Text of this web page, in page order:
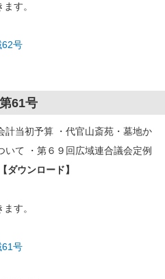
す。
62号
61号
計当初予算 ・代官山斎苑・墓地か
いて ・第６９回広域連合議会定例
【ダウンロード】
す。
61号